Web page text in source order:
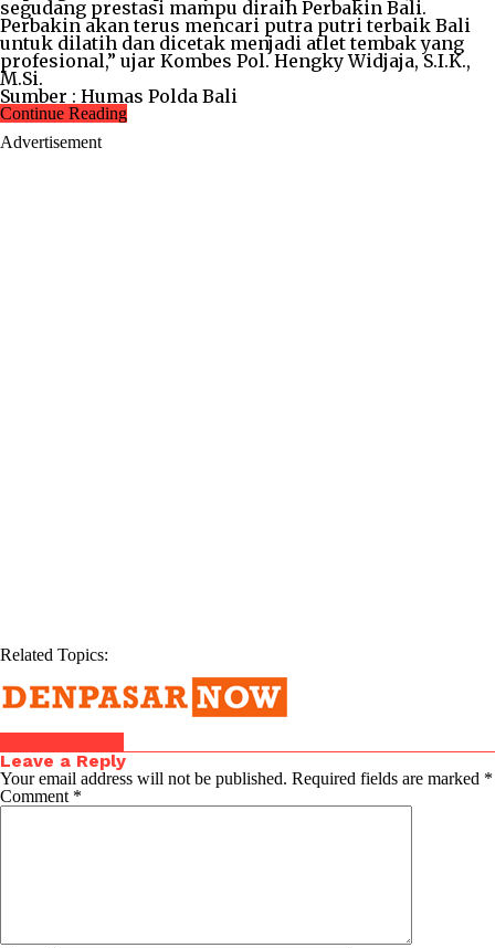
segudang prestasi mampu diraih Perbakin Bali.
Perbakin akan terus mencari putra putri terbaik Bali
untuk dilatih dan dicetak menjadi atlet tembak yang
profesional,” ujar Kombes Pol. Hengky Widjaja, S.I.K.,
M.Si.
Sumber : Humas Polda Bali
Continue Reading
Advertisement
Related Topics:
Leave a Reply
Your email address will not be published. Required fields are marked *
Comment *